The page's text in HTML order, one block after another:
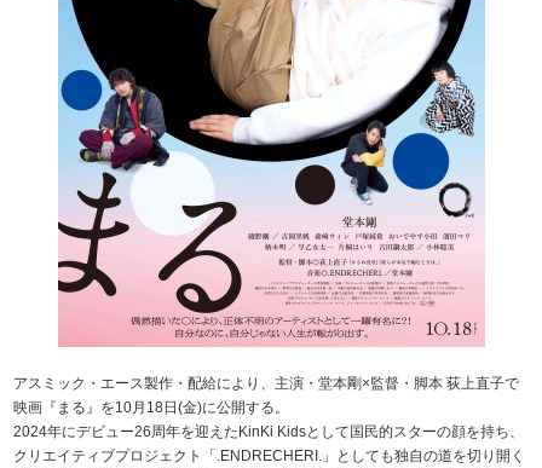
アスミック・エース製作・配給により、主演・堂本剛×監督・脚本 荻上直子で
映画『まる』を10月18日(金)に公開する。
2024年にデビュー26周年を迎えたKinKi Kidsとして国民的スターの顔を持ち、
クリエイティブプロジェクト「.ENDRECHERI.」としても独自の道を切り開く